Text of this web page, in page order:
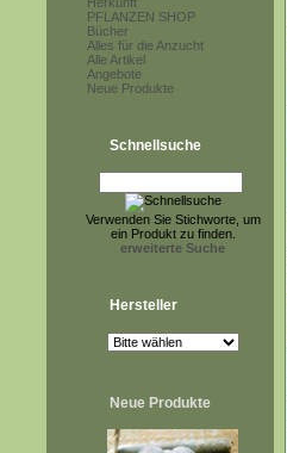
PFLANZEN SHOP
Bücher
Alles für die Anzucht
Alle Artikel
Angebote
Neue Produkte
Schnellsuche
Verwenden Sie Stichworte, um
ein Produkt zu finden.
erweiterte Suche
Hersteller
Neue Produkte